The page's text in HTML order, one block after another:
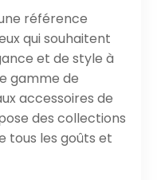
référence
qui souhaitent
et de style à
gamme de
accessoires de
des collections
tous les goûts et